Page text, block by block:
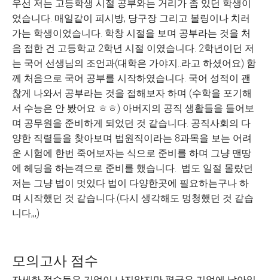
우선 저는 고등학생 시절 공부와는 거리가 좀 있던 학생이
었습니다. 매일같이 피시방, 당구장 그리고 볼링이나 치러
가는 학생이었습니다. 학창 시절을 보며 공부라는 것을 처
음 접한 건 고등학교 2학년 시절 이였습니다. 2학년이던 저
는 국어 선생님의 조언과(대학은 가야지..라고 하셨어요) 함
께 처음으로 국어 공부를 시작하였습니다. 국어 성적이 괜
찮게 나와서 공부라는 것을 접해보자 하며 (수학을 포기해
서 수능은 안 봤어요 ㅎㅎ) 아버지의 공직 생활들을 들어보
며 공무원을 준비하게 되었던 것 같습니다. 공직사회의 다
양한 직렬들을 찾아보며 법원직이라는 8과목을 보는 어려
운 시험에 한번 죽어보자는 식으로 준비를 하며 그냥 맨땅
에 헤딩을 하는격으로 준비를 했습니다. 법도 일절 몰랐던
저는 그냥 법이 멋있다 법이 다양한곳에 필요하는구나 하
며 시작했던 것 같습니다.(다시 생각해도 멍청했던 것 같습
니다,,,)
모의고사 점수